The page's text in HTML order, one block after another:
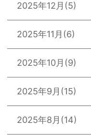
2025年12月 (5)
2025年11月 (6)
2025年10月 (9)
2025年9月 (15)
2025年8月 (14)